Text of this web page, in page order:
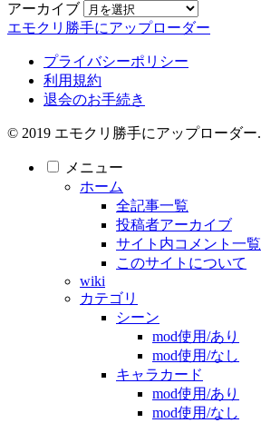
アーカイブ
エモクリ勝手にアップローダー
プライバシーポリシー
利用規約
退会のお手続き
© 2019 エモクリ勝手にアップローダー.
メニュー
ホーム
全記事一覧
投稿者アーカイブ
サイト内コメント一覧
このサイトについて
wiki
カテゴリ
シーン
mod使用/あり
mod使用/なし
キャラカード
mod使用/あり
mod使用/なし